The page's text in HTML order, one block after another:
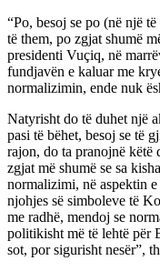
“Po, besoj se po (në një
të them, po zgjat shumë
presidenti Vuçiq, në
fundjavën e kaluar me
normalizimin, ende nuk
Natyrisht do të duhet një
pasi të bëhet, besoj se të
rajon, do ta pranojnë
zgjat më shumë se sa
normalizimi, në aspektin
njohjes së simboleve të
me radhë, mendoj se
politikisht më të lehtë për
sot, por sigurisht nesër”,